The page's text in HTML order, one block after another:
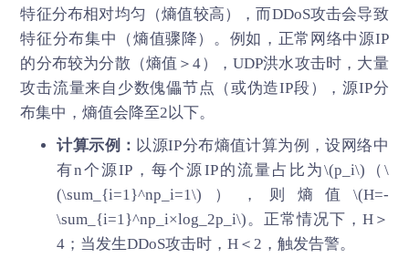
特征分布相对均匀（熵值较高），而DDoS攻击会导致
特征分布集中（熵值骤降）。例如，正常网络中源IP
的分布较为分散（熵值＞4），UDP洪水攻击时，大量
攻击流量来自少数傀儡节点（或伪造IP段），源IP分
布集中，熵值会降至2以下。
计算示例： 以源IP分布熵值计算为例，设网络中
有n个源IP，每个源IP的流量占比为\(p_i\)（\
(\sum_{i=1}^np_i=1\)），则熵值\(H=-
\sum_{i=1}^np_i×log_2p_i\)。正常情况下，H＞
4；当发生DDoS攻击时，H＜2，触发告警。